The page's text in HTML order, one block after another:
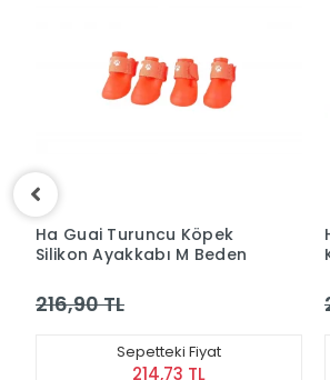
Ha guai Su Geçirmez Silikon
Kedi Köpek Ayakkabısı
216,90 TL
Sepetteki Fiyat
214,73 TL